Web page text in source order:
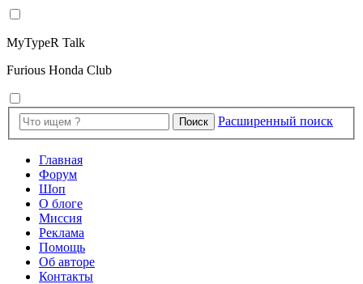
MyTypeR Talk
Furious Honda Club
Поиск Расширенный поиск
Главная
Форум
Шоп
О блоге
Миссия
Реклама
Помощь
Об авторе
Контакты